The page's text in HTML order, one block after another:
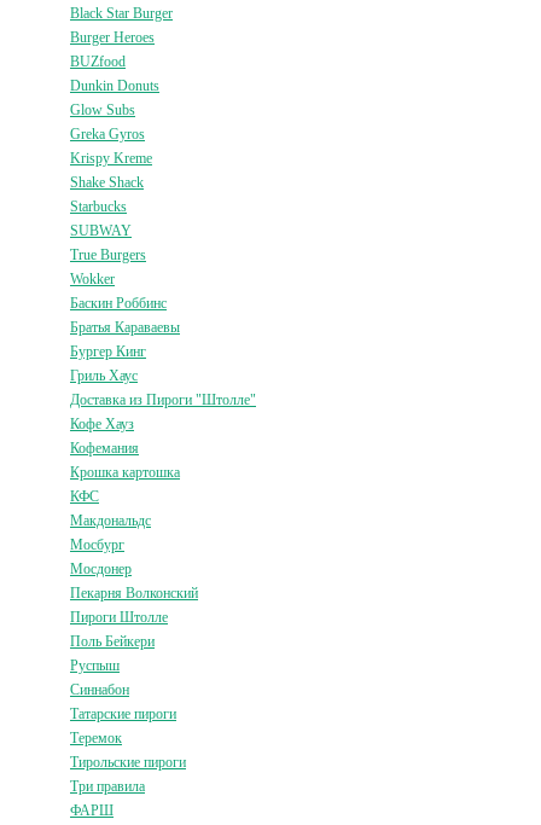
Black Star Burger
Burger Heroes
BUZfood
Dunkin Donuts
Glow Subs
Greka Gyros
Krispy Kreme
Shake Shack
Starbucks
SUBWAY
True Burgers
Wokker
Баскин Роббинс
Братья Караваевы
Бургер Кинг
Гриль Хаус
Доставка из Пироги "Штолле"
Кофе Хауз
Кофемания
Крошка картошка
КФС
Макдональдс
Мосбург
Мосдонер
Пекарня Волконский
Пироги Штолле
Поль Бейкери
Руспыш
Синнабон
Татарские пироги
Теремок
Тирольские пироги
Три правила
ФАРШ